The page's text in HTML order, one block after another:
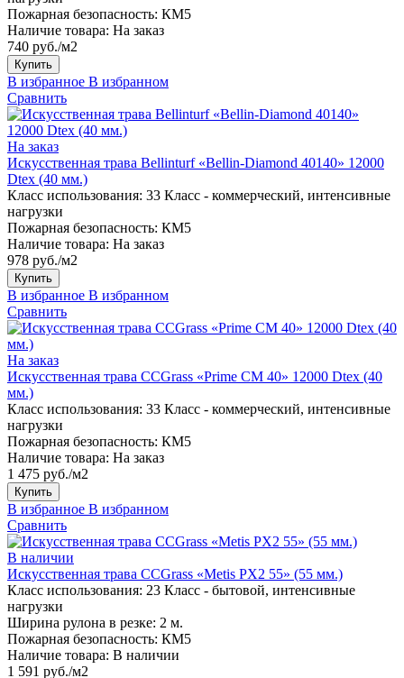
Пожарная безопасность: КМ5
Наличие товара: На заказ
740 руб./м2
Купить
В избранное В избранном
Сравнить
На заказ
Искусственная трава Bellinturf «Bellin-Diamond 40140» 12000
Dtex (40 мм.)
Класс использования: 33 Класс - коммерческий, интенсивные
нагрузки
Пожарная безопасность: КМ5
Наличие товара: На заказ
978 руб./м2
Купить
В избранное В избранном
Сравнить
На заказ
Искусственная трава CCGrass «Prime CM 40» 12000 Dtex (40
мм.)
Класс использования: 33 Класс - коммерческий, интенсивные
нагрузки
Пожарная безопасность: КМ5
Наличие товара: На заказ
1 475 руб./м2
Купить
В избранное В избранном
Сравнить
В наличии
Искусственная трава CCGrass «Metis PX2 55» (55 мм.)
Класс использования: 23 Класс - бытовой, интенсивные
нагрузки
Ширина рулона в резке: 2 м.
Пожарная безопасность: КМ5
Наличие товара: В наличии
1 591 руб./м2